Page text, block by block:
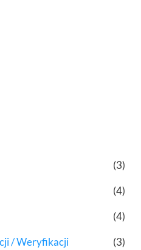
(3)
(4)
(4)
/ Weryfikacji (3)